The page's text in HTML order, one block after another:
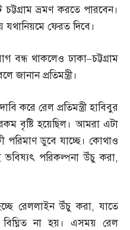
ভ্রমণ করতে পারবেন।
যথানিয়মে ফেরত দিবে।
বন্ধ থাকলেও ঢাকা–চট্টগ্রাম
প্রতিমন্ত্রী।
করে রেল প্রতিমন্ত্রী হাবিবুর
বৃষ্টি হয়েছিল। আমরা এটা
পরিমাণ ডুবে যাচ্ছে। কোথাও
পরিকল্পনা উঁচু করা,
রেললাইন উঁচু করা,যাতে
না হয়। এসময় রেল